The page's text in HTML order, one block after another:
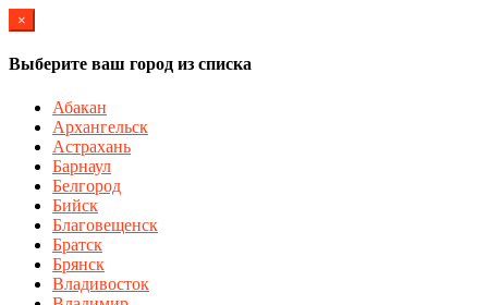
×
Выберите ваш город из списка
Абакан
Архангельск
Астрахань
Барнаул
Белгород
Бийск
Благовещенск
Братск
Брянск
Владивосток